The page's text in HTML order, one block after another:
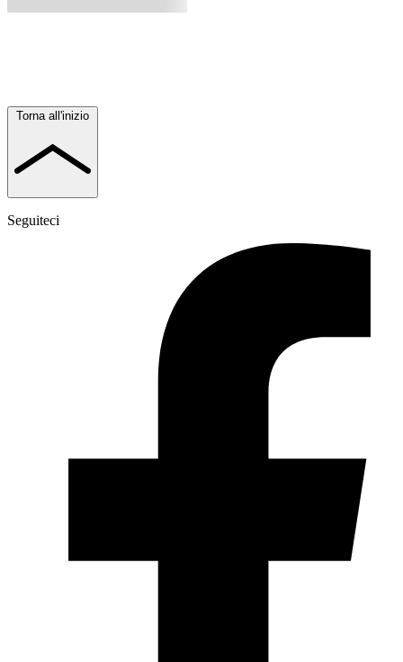
Torna all'inizio
Seguiteci